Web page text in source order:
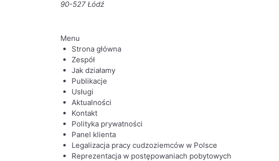
90-527 Łódź
Menu
Strona główna
Zespół
Jak działamy
Publikacje
Usługi
Aktualności
Kontakt
Polityka prywatności
Panel klienta
Legalizacja pracy cudzoziemców w Polsce
Reprezentacja w postępowaniach pobytowych